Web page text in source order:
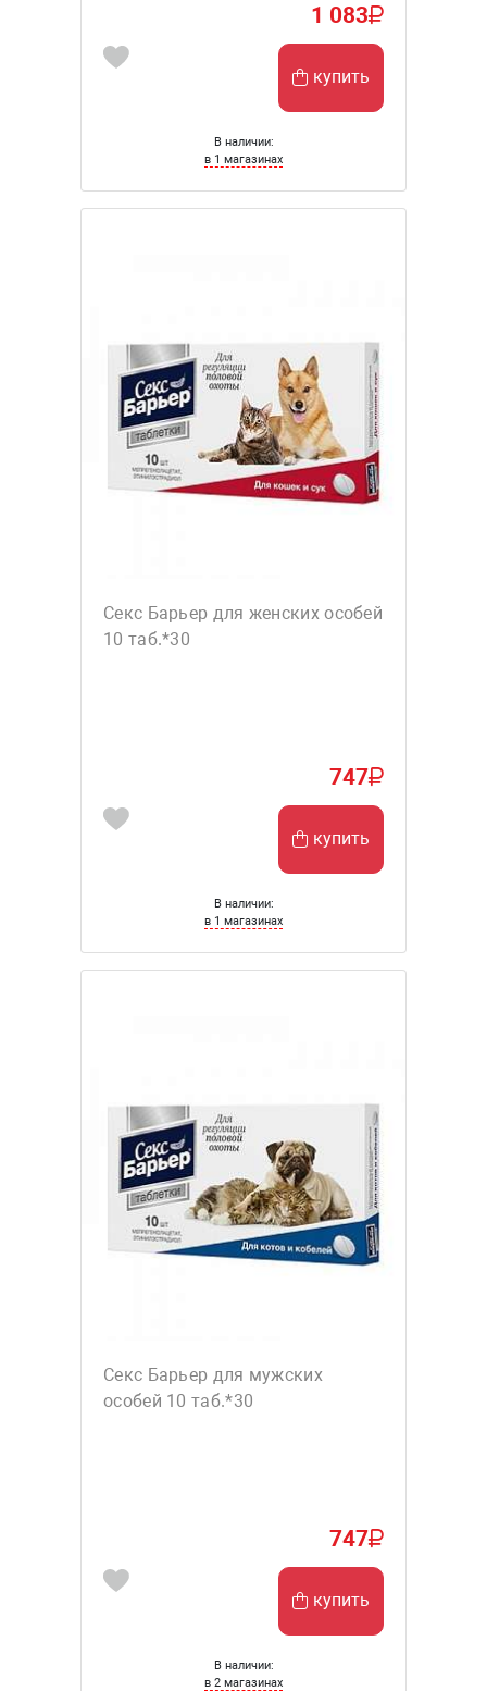
1 083
купить
В наличии:
в 1 магазинах
Секс Барьер для женских особей
10 таб.*30
747
купить
В наличии:
в 1 магазинах
Секс Барьер для мужских
особей 10 таб.*30
747
купить
В наличии:
в 2 магазинах